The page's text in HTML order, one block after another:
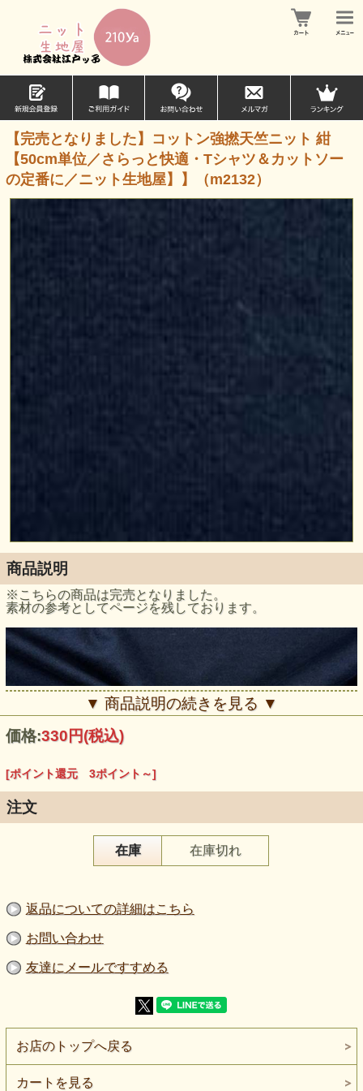
【完売となりました】コットン強撚天竺ニット 紺
【50cm単位／さらっと快適・Tシャツ＆カットソー
の定番に／ニット生地屋】】（m2132）
商品説明
※こちらの商品は完売となりました。
素材の参考としてページを残しております。
【素 材】綿：100％
【販売単位】50cm単位になります。
【生地の厚さ】普通〜やや薄い
【生地の伸び】ヨコ方向によく伸びる強撚天竺タイプ
汗ばむ季節でもベタつきにくい快適さがあります。
やや薄手でヨコによく伸びるため、
Tシャツ・カットソー・ルームウェアなど、
毎日着るアイテムのベース素材として扱いやすい質感。
▼ 商品説明の続きを見る ▼
価格:330円(税込)
[ポイント還元 3ポイント～]
注文
在庫 在庫切れ
返品についての詳細はこちら
お問い合わせ
友達にメールですすめる
お店のトップへ戻る
カートを見る